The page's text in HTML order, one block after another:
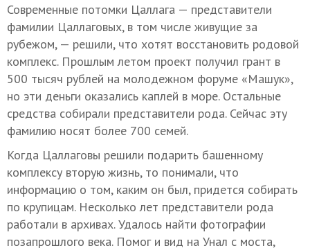
Современные потомки Цаллага — представители
фамилии Цаллаговых, в том числе живущие за
рубежом, — решили, что хотят восстановить родовой
комплекс. Прошлым летом проект получил грант в
500 тысяч рублей на молодежном форуме «Машук»,
но эти деньги оказались каплей в море. Остальные
средства собирали представители рода. Сейчас эту
фамилию носят более 700 семей.
Когда Цаллаговы решили подарить башенному
комплексу вторую жизнь, то понимали, что
информацию о том, каким он был, придется собирать
по крупицам. Несколько лет представители рода
работали в архивах. Удалось найти фотографии
позапрошлого века. Помог и вид на Унал с моста,